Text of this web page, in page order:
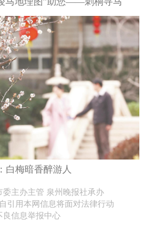
白梅暗香醉游人
委主办主管 泉州晚报社承办
引用本网信息将面对法律行动
良信息举报中心